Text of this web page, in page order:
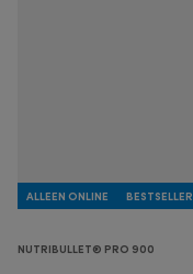
ALLEEN ONLINE BESTSELLER
NUTRIBULLET® PRO 900